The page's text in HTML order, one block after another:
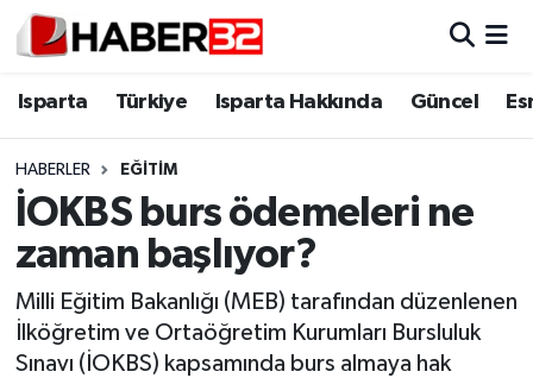
Isparta Türkiye Isparta Hakkında Güncel
HABERLER EĞİTİM
İOKBS burs ödemeleri ne
zaman başlıyor?
Milli Eğitim Bakanlığı (MEB) tarafından düzenlenen
İlköğretim ve Ortaöğretim Kurumları Bursluluk
Sınavı (İOKBS) kapsamında burs almaya hak
Isparta
Esnaf Diyor ki;
ASAYİŞ
BİLİM VE TEKNOLOJİ
Isparta Nöbetçi Eczaneler
Isparta Trafik Yoğunluk Haritası
Süper Lig Puan Durumu ve Fikstür
Tüm Manşetler